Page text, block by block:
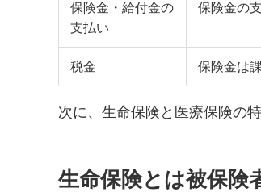
保険金・給付金の
支払い
保険金の
税金 保険金は
次に、生命保険と医療保険の
生命保険とは被保険